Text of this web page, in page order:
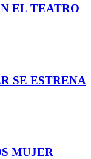
EL TEATRO
SE ESTRENA
MUJER